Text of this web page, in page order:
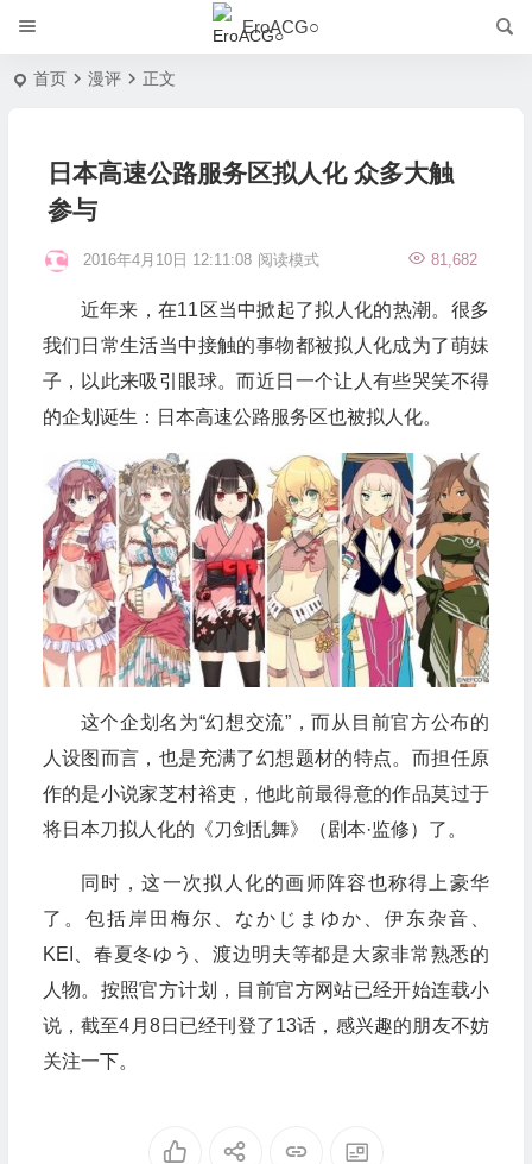
EroACG○
首页 漫评 正文
日本高速公路服务区拟人化 众多大触
参与
2016年4月10日 12:11:08 81,682
阅读模式
近年来，在11区当中掀起了拟人化的热潮。很多
我们日常生活当中接触的事物都被拟人化成为了萌妹
子，以此来吸引眼球。而近日一个让人有些哭笑不得
的企划诞生：日本高速公路服务区也被拟人化。
这个企划名为“幻想交流”，而从目前官方公布的
人设图而言，也是充满了幻想题材的特点。而担任原
作的是小说家芝村裕吏，他此前最得意的作品莫过于
将日本刀拟人化的《刀剑乱舞》（剧本·监修）了。
同时，这一次拟人化的画师阵容也称得上豪华
了。包括岸田梅尔、なかじまゆか、伊东杂音、
KEI、春夏冬ゆう、渡边明夫等都是大家非常熟悉的
人物。按照官方计划，目前官方网站已经开始连载小
说，截至4月8日已经刊登了13话，感兴趣的朋友不妨
关注一下。